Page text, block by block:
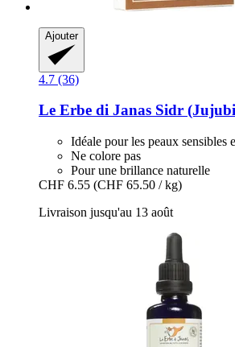
Ajouter
4.7 (36)
Le Erbe di Janas Sidr
Idéale pour les peaux sensibles
Ne colore pas
Pour une brillance naturelle
CHF 6.55 (CHF 65.50 / kg)
Livraison jusqu'au 13 août